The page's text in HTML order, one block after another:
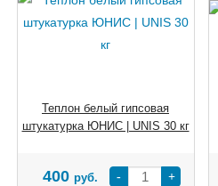
Теплон белый гипсовая
штукатурка ЮНИС | UNIS 30 кг
- +
400 руб.